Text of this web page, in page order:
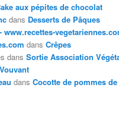
aux pépites de chocolat
dans Desserts de Pâques
www.recettes-
dansCrêpes
dansSortie Association
dansCocotte de pommes